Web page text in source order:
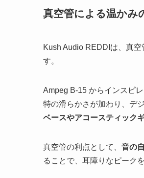
真空管による温かみ
Kush Audio REDDIは、真
す。
Ampeg B-15 からインスピ
特の滑らかさが加わり、デ
ベースやアコースティック
真空管の利点として、 音の
ることで、耳障りなピーク